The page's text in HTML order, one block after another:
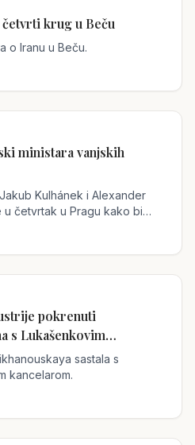
krug u Beču
o Iranu u Beču.
ministara vanjskih
i Alexander
u četvrtak u Pragu kako bi
pokrenuti
s Lukašenkovim
sastala s
kancelarom.